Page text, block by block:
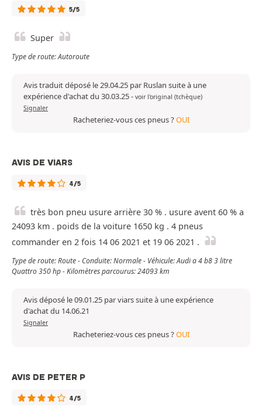
5/5
Super
Type de route: Autoroute
Avis traduit déposé le 29.04.25 par Ruslan suite à une
expérience d'achat du 30.03.25- voir l'original (tchèque)
Signaler
Racheteriez-vous ces pneus ?OUI
AVIS DE VIARS
4/5
très bon pneu usure arrière 30 % . usure avent 60 % a
24093 km . poids de la voiture 1650 kg . 4 pneus
commander en 2 fois 14 06 2021 et 19 06 2021 .
Type de route: Route - Conduite: Normale - Véhicule: Audi a 4 b8 3 litre
Quattro 350 hp - Kilomètres parcourus: 24093 km
Avis déposé le 09.01.25 par viars suite à une expérience
d'achat du 14.06.21
Signaler
Racheteriez-vous ces pneus ?OUI
AVIS DE PETER P
4/5